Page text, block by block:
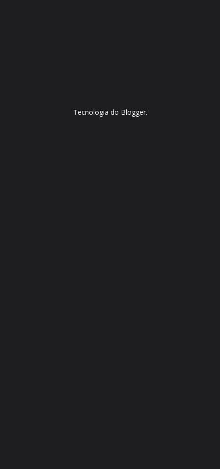
Tecnologia do Blogger.